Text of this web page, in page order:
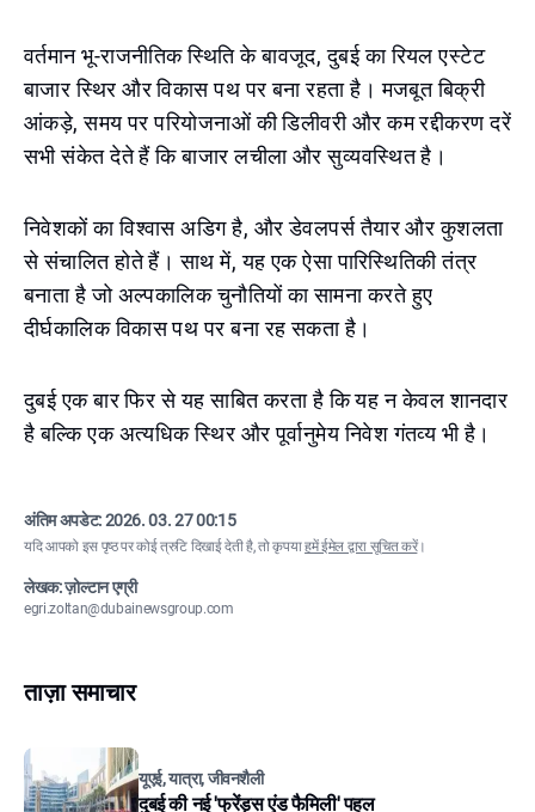
वर्तमान भू-राजनीतिक स्थिति के बावजूद, दुबई का रियल एस्टेट
बाजार स्थिर और विकास पथ पर बना रहता है। मजबूत बिक्री
आंकड़े, समय पर परियोजनाओं की डिलीवरी और कम रद्दीकरण दरें
सभी संकेत देते हैं कि बाजार लचीला और सुव्यवस्थित है।
निवेशकों का विश्वास अडिग है, और डेवलपर्स तैयार और कुशलता
से संचालित होते हैं। साथ में, यह एक ऐसा पारिस्थितिकी तंत्र
बनाता है जो अल्पकालिक चुनौतियों का सामना करते हुए
दीर्घकालिक विकास पथ पर बना रह सकता है।
दुबई एक बार फिर से यह साबित करता है कि यह न केवल शानदार
है बल्कि एक अत्यधिक स्थिर और पूर्वानुमेय निवेश गंतव्य भी है।
अंतिम अपडेट:2026. 03. 27 00:15
यदि आपको इस पृष्ठ पर कोई त्रुटि दिखाई देती है, तो कृपयाहमें ईमेल द्वारा सूचित करें।
लेखक: ज़ोल्टान एग्री
egri.zoltan@dubainewsgroup.com
ताज़ा समाचार
यूएई, यात्रा, जीवनशैली
दुबई की नई 'फ्रेंड्स एंड फैमिली' पहल